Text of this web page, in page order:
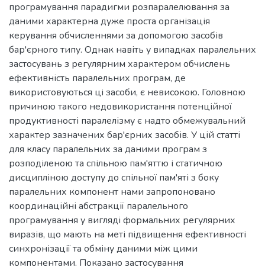
програмування парадигми розпаралелювання за
даними характерна дуже проста організація
керування обчисленнями за допомогою засобів
бар'єрного типу. Однак навіть у випадках паралельних
застосувань з регулярним характером обчислень
ефективність паралельних програм, де
використовуються ці засоби, є невисокою. Головною
причиною такого недовикористання потенційної
продуктивності паралелізму є надто обмежувальний
характер зазначених бар'єрних засобів. У цій статті
для класу паралельних за даними програм з
розподіленою та спільною пам'яттю і статичною
дисципліною доступу до спільної пам'яті з боку
паралельних компонент нами запропоновано
координаційні абстракції паралельного
програмування у вигляді формальних регулярних
виразів, що мають на меті підвищення ефективності
синхронізації та обміну даними між цими
компонентами. Показано застосування